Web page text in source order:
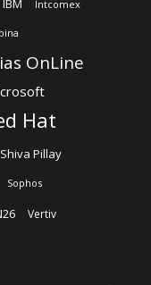
IBM Intcomex
OnLine
Hat
Shiva Pillay
Sophos
Vertiv